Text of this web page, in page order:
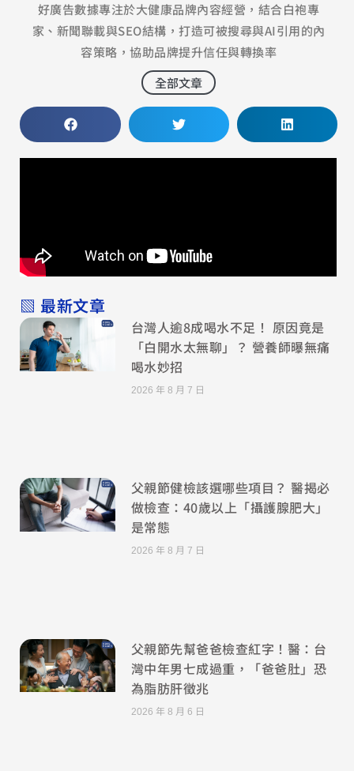
好廣告數據專注於大健康品牌內容經營，結合白袍專
家、新聞聯載與SEO結構，打造可被搜尋與AI引用的內
容策略，協助品牌提升信任與轉換率
全部文章
▧ 最新文章
台灣人逾8成喝水不足！ 原因竟是
「白開水太無聊」？ 營養師曝無痛
喝水妙招
2026 年 8 月 7 日
父親節健檢該選哪些項目？ 醫揭必
做檢查：40歲以上「攝護腺肥大」
是常態
2026 年 8 月 7 日
父親節先幫爸爸檢查紅字！醫：台
灣中年男七成過重，「爸爸肚」恐
為脂肪肝徵兆
2026 年 8 月 6 日